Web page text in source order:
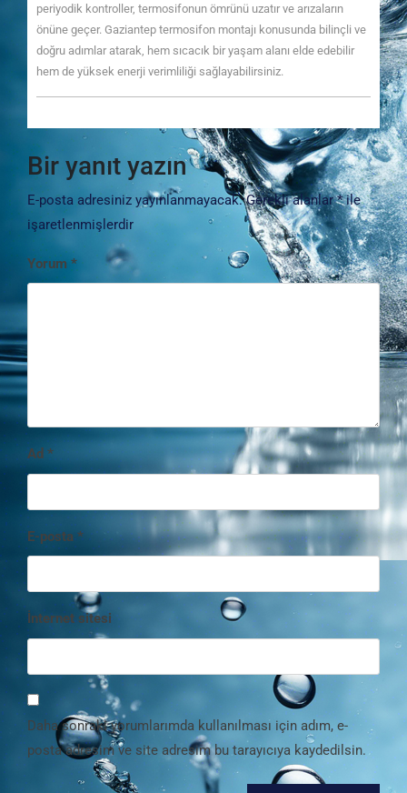
periyodik kontroller, termosifonun ömrünü uzatır ve arızaların
önüne geçer. Gaziantep termosifon montajı konusunda bilinçli ve
doğru adımlar atarak, hem sıcacık bir yaşam alanı elde edebilir
hem de yüksek enerji verimliliği sağlayabilirsiniz.
Bir yanıt yazın
E-posta adresiniz yayınlanmayacak. Gerekli alanlar*ile
işaretlenmişlerdir
Yorum *
Ad *
E-posta *
İnternet sitesi
Daha sonraki yorumlarımda kullanılması için adım, e-
posta adresim ve site adresim bu tarayıcıya kaydedilsin.